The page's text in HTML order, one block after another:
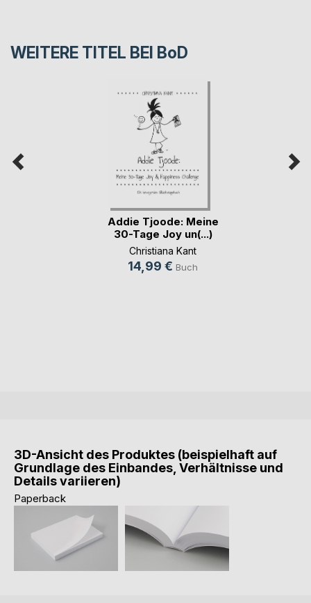
WEITERE TITEL BEI BoD
Addie Tjoode: Meine
30-Tage Joy un(...)
Christiana Kant
14,99 € Buch
3D-Ansicht des Produktes (beispielhaft auf
Grundlage des Einbandes, Verhältnisse und
Details variieren)
Paperback